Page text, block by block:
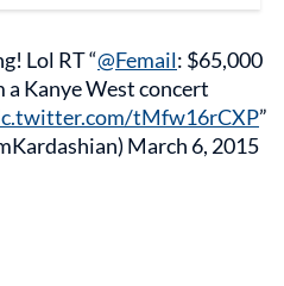
Lol RT “@Femail: $65,000
a Kanye West concert
tMfw16rCXP”
March 6, 2015